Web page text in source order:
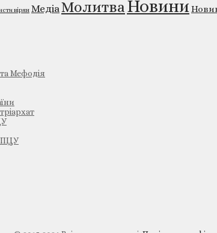
вірян МедіаМолитваНовини
Мефодія
ПЦУ